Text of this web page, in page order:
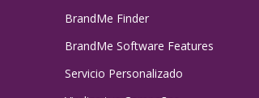
BrandMe Finder
BrandMe Software Features
Servicio Personalizado